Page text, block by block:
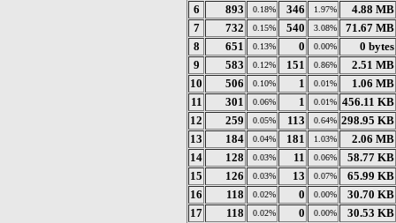
6
893 0.18% 346 1.97%
4.88 MB
7
732 0.15% 540 3.08%
71.67 MB
8
651 0.13% 0 0.00%
0 bytes
9
583 0.12% 151 0.86%
2.51 MB
10
506 0.10% 1 0.01%
1.06 MB
11
301 0.06% 1 0.01% 456.11 KB
12
259 0.05% 113 0.64% 298.95 KB
13
184 0.04% 181 1.03%
2.06 MB
14
128 0.03% 11 0.06%
58.77 KB
15
126 0.03% 13 0.07%
65.99 KB
16
118 0.02% 0 0.00%
30.70 KB
17
118 0.02% 0 0.00%
30.53 KB